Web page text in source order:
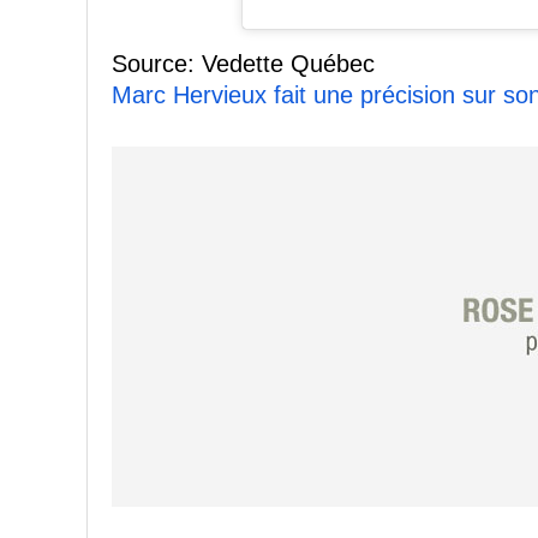
Source: Vedette Québec
Marc Hervieux fait une précision sur